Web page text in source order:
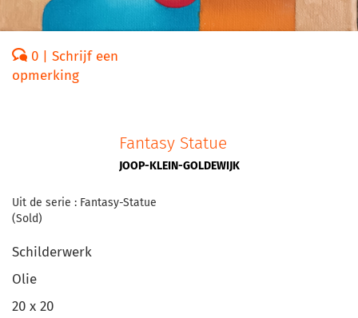
0 | Schrijf een
opmerking
Fantasy Statue
JOOP-KLEIN-GOLDEWIJK
Uit de serie : Fantasy-Statue
(Sold)
Schilderwerk
Olie
20 x 20